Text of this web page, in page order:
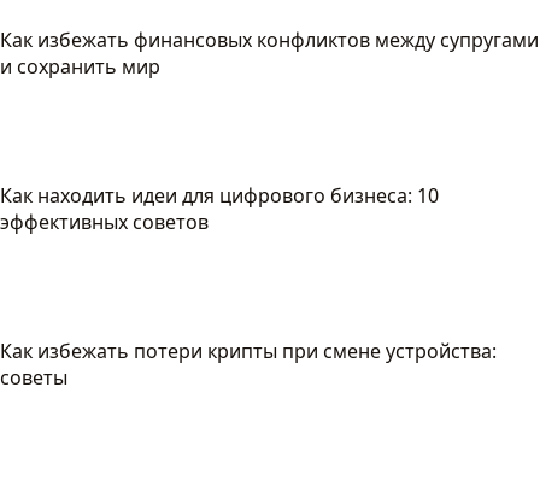
Как избежать финансовых конфликтов между супругами
и сохранить мир
Как находить идеи для цифрового бизнеса: 10
эффективных советов
Как избежать потери крипты при смене устройства:
советы